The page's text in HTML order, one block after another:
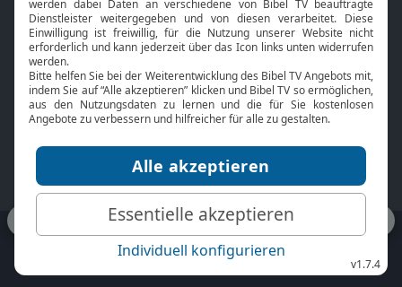
Bibel TV
Über uns
Jobs
Mediadaten
Service
Kontakt
TV-Empfang
bibeltv.de: Impressum
Datenschutz
Nutzungsbedingungen